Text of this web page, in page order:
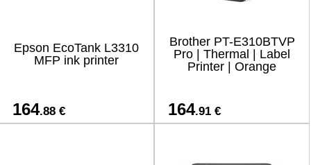
Epson EcoTank L3310
MFP ink printer
164.88 €
Brother PT-E310BTVP
Pro | Thermal | Label
Printer | Orange
164.91 €